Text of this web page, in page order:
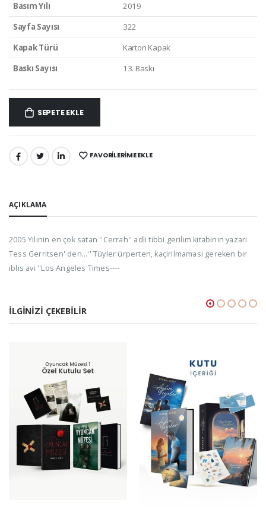
Basım Yılı
2019
Sayfa Sayısı
322
Kapak Türü
Karton Kapak
Baskı Sayısı
13. Baskı
SEPETE EKLE
PAYLAŞ: FAVORILERIME EKLE
AÇIKLAMA
2005 Yilinin en çok satan ''Cerrah'' adli tibbi gerilim kitabinin yazari
Tess Gerritsen' den...'' Tüyler ürperten, kaçirilmamasi gereken bir
iblis avi ''Los Angeles Times----
İLGINIZI ÇEKEBILIR